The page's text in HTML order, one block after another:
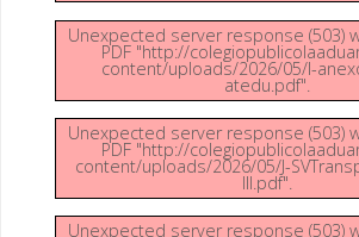
Unexpected server response (503)
PDF "http://
content/uploads/2026/05/I-
atedu.pdf".
Unexpected server response (503)
PDF "http://
content/uploads/2026/05/J-
III.pdf".
Unexpected server response (503)